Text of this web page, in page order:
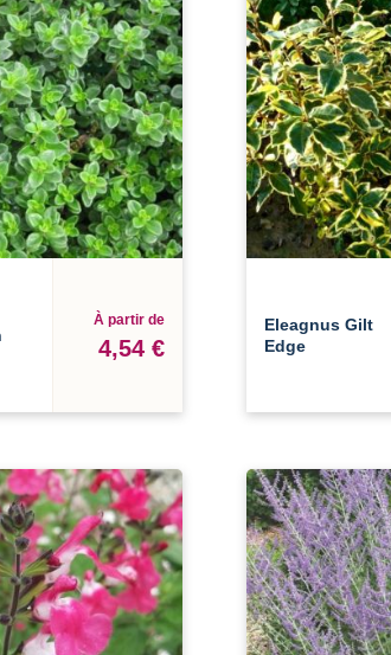
À partir de
4,54 €
Eleagnus Gilt
Edge